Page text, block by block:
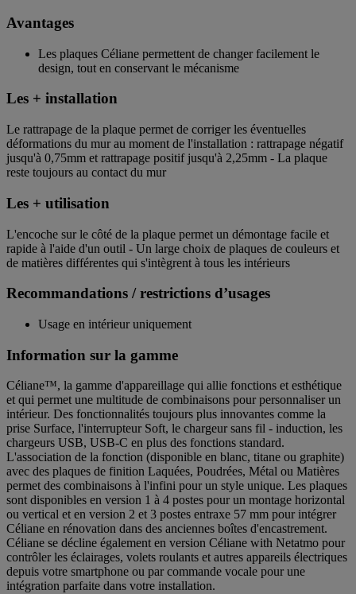
Avantages
Les plaques Céliane permettent de changer facilement le
design, tout en conservant le mécanisme
Les + installation
Le rattrapage de la plaque permet de corriger les éventuelles
déformations du mur au moment de l'installation : rattrapage négatif
jusqu'à 0,75mm et rattrapage positif jusqu'à 2,25mm - La plaque
reste toujours au contact du mur
Les + utilisation
L'encoche sur le côté de la plaque permet un démontage facile et
rapide à l'aide d'un outil - Un large choix de plaques de couleurs et
de matières différentes qui s'intègrent à tous les intérieurs
Recommandations / restrictions d’usages
Usage en intérieur uniquement
Information sur la gamme
Céliane™, la gamme d'appareillage qui allie fonctions et esthétique
et qui permet une multitude de combinaisons pour personnaliser un
intérieur. Des fonctionnalités toujours plus innovantes comme la
prise Surface, l'interrupteur Soft, le chargeur sans fil - induction, les
chargeurs USB, USB-C en plus des fonctions standard.
L'association de la fonction (disponible en blanc, titane ou graphite)
avec des plaques de finition Laquées, Poudrées, Métal ou Matières
permet des combinaisons à l'infini pour un style unique. Les plaques
sont disponibles en version 1 à 4 postes pour un montage horizontal
ou vertical et en version 2 et 3 postes entraxe 57 mm pour intégrer
Céliane en rénovation dans des anciennes boîtes d'encastrement.
Céliane se décline également en version Céliane with Netatmo pour
contrôler les éclairages, volets roulants et autres appareils électriques
depuis votre smartphone ou par commande vocale pour une
intégration parfaite dans votre installation.